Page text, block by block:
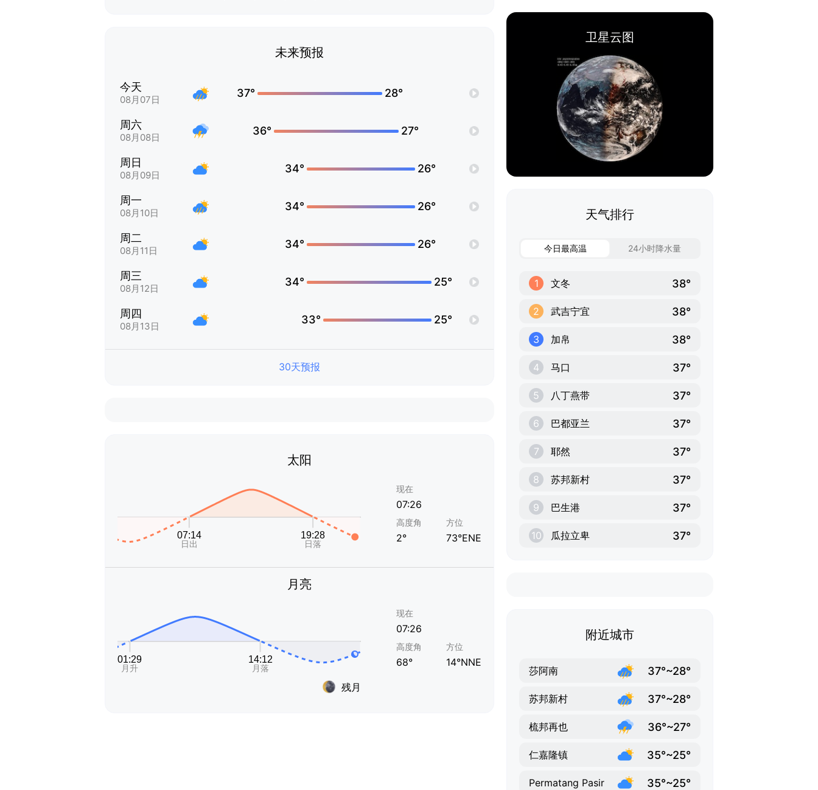
未来预报
今天
08月07日
37° 28°
周六
08月08日
36° 27°
周日
08月09日
34° 26°
周一
08月10日
34° 26°
周二
08月11日
34° 26°
周三
08月12日
34° 25°
周四
08月13日
33° 25°
30天预报
太阳
现在
07:26
高度角
2°
方位
73°ENE
月亮
残月
现在
07:26
高度角
68°
方位
14°NNE
卫星云图
天气排行
今日最高温 24小时降水量
1 文冬 38°
2 武吉宁宜 38°
3 加帛 38°
4 马口 37°
5 八丁燕带 37°
6 巴都亚兰 37°
7 耶然 37°
8 苏邦新村 37°
9 巴生港 37°
10 瓜拉立卑 37°
附近城市
莎阿南 37°~28°
苏邦新村 37°~28°
梳邦再也 36°~27°
仁嘉隆镇 35°~25°
Permatang Pasir 35°~25°